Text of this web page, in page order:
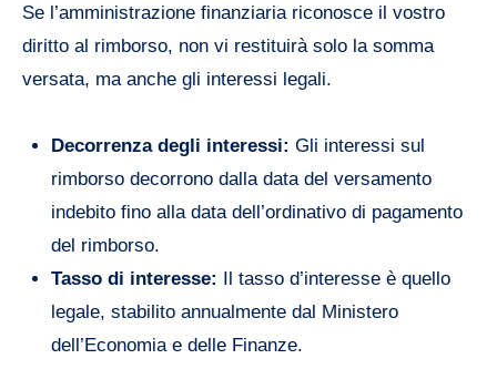
Se l’amministrazione finanziaria riconosce il vostro
diritto al rimborso, non vi restituirà solo la somma
versata, ma anche gli interessi legali.
Decorrenza degli interessi: Gli interessi sul
rimborso decorrono dalla data del versamento
indebito fino alla data dell’ordinativo di pagamento
del rimborso.
Tasso di interesse: Il tasso d’interesse è quello
legale, stabilito annualmente dal Ministero
dell’Economia e delle Finanze.